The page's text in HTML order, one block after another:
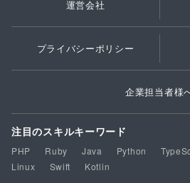
運営会社
プライバシーポリシー
企業担当者様
注目のスキルキーワード
PHP Ruby Java Python
Linux
Swift Kotlin